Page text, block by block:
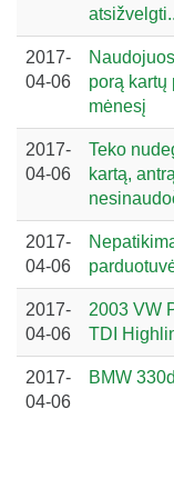
2017-
04-06
porą kartų
mėnesį
2017-
04-06
Teko
kartą,
2017-
04-06
2017-
04-06
2003 VW
TDI
2017-
04-06
BMW